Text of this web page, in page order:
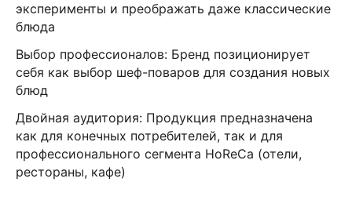
эксперименты и преображать даже классические
блюда
Выбор профессионалов: Бренд позиционирует
себя как выбор шеф-поваров для создания новых
блюд
Двойная аудитория: Продукция предназначена
как для конечных потребителей, так и для
профессионального сегмента HoReCa (отели,
рестораны, кафе)